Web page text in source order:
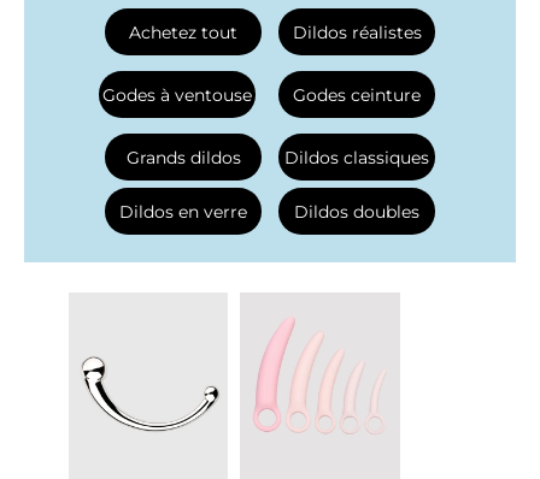
Achetez tout Dildos réalistes
Godes à ventouse Godes ceinture
Grands dildos Dildos classiques
Dildos en verre Dildos doubles